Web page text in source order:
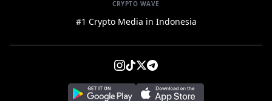
CRYPTO WAVE
#1 Crypto Media in Indonesia